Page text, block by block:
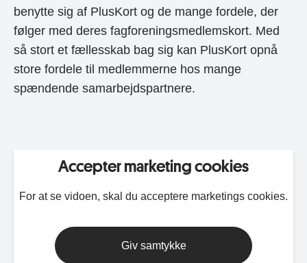
benytte sig af PlusKort og de mange fordele, der
følger med deres fagforeningsmedlemskort. Med
så stort et fællesskab bag sig kan PlusKort opnå
store fordele til medlemmerne hos mange
spændende samarbejdspartnere.
Accepter marketing cookies
For at se vidoen, skal du acceptere marketings cookies.
Giv samtykke